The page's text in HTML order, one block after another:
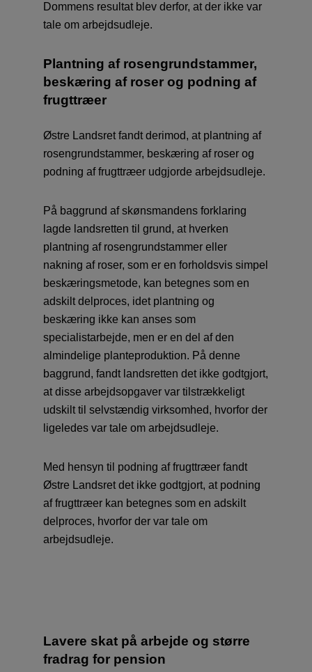
Dommens resultat blev derfor, at der ikke var
tale om arbejdsudleje.
Plantning af rosengrundstammer,
beskæring af roser og podning af
frugttræer
Østre Landsret fandt derimod, at plantning af
rosengrundstammer, beskæring af roser og
podning af frugttræer udgjorde arbejdsudleje.
På baggrund af skønsmandens forklaring
lagde landsretten til grund, at hverken
plantning af rosengrundstammer eller
nakning af roser, som er en forholdsvis simpel
beskæringsmetode, kan betegnes som en
adskilt delproces, idet plantning og
beskæring ikke kan anses som
specialistarbejde, men er en del af den
almindelige planteproduktion. På denne
baggrund, fandt landsretten det ikke godtgjort,
at disse arbejdsopgaver var tilstrækkeligt
udskilt til selvstændig virksomhed, hvorfor der
ligeledes var tale om arbejdsudleje.
Med hensyn til podning af frugttræer fandt
Østre Landsret det ikke godtgjort, at podning
af frugttræer kan betegnes som en adskilt
delproces, hvorfor der var tale om
arbejdsudleje.
Lavere skat på arbejde og større
fradrag for pension